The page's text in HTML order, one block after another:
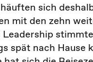
sich
mit den zehn
spät nach